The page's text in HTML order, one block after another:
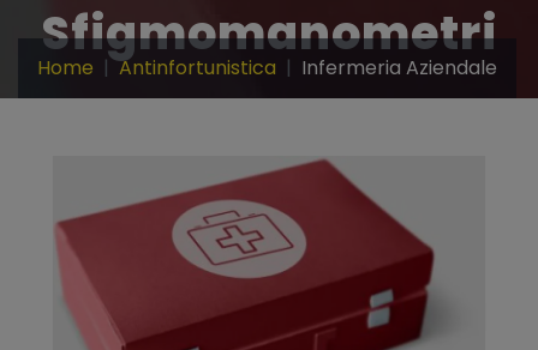
Sfigmomanometri
Home Antinfortunistica Infermeria Aziendale